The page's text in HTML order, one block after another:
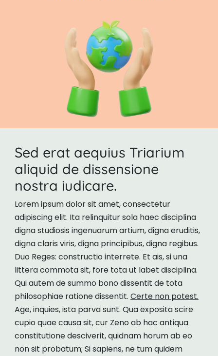
Sed erat aequius Triarium
aliquid de dissensione
nostra iudicare.
Lorem ipsum dolor sit amet, consectetur
adipiscing elit. Ita relinquitur sola haec disciplina
digna studiosis ingenuarum artium, digna eruditis,
digna claris viris, digna principibus, digna regibus.
Duo Reges: constructio interrete. Et ais, si una
littera commota sit, fore tota ut labet disciplina.
Qui autem de summo bono dissentit de tota
philosophiae ratione dissentit. Certe non potest.
Age, inquies, ista parva sunt. Qua exposita scire
cupio quae causa sit, cur Zeno ab hac antiqua
constitutione desciverit, quidnam horum ab eo
non sit probatum; Si sapiens, ne tum quidem